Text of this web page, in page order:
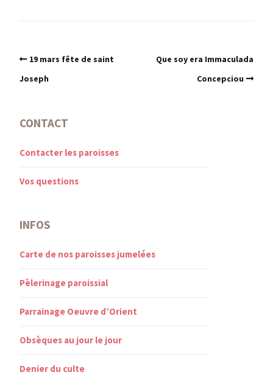
19 mars fête de saint
Joseph
Que soy era Immaculada
Concepciou
CONTACT
Contacter les paroisses
Vos questions
INFOS
Carte de nos paroisses jumelées
Pèlerinage paroissial
Parrainage Oeuvre d’Orient
Obsèques au jour le jour
Denier du culte